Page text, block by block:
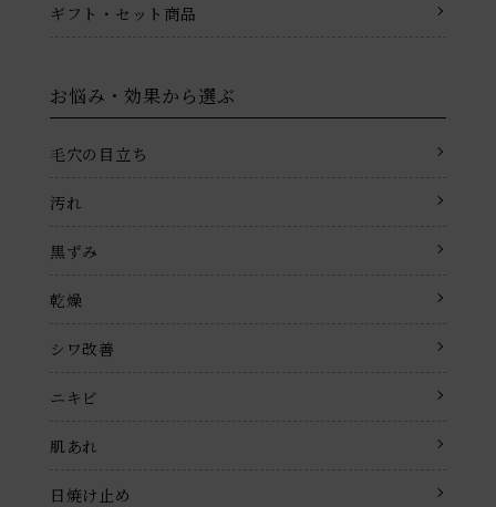
ギフト・セット商品
お悩み・効果から選ぶ
毛穴の目立ち
汚れ
黒ずみ
乾燥
シワ改善
ニキビ
肌あれ
日焼け止め